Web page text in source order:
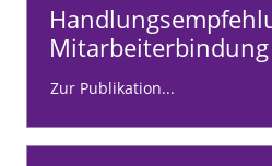
Mitarbeiterbindung
Zur Publikation...